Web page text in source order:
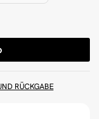
RÜCKGABE